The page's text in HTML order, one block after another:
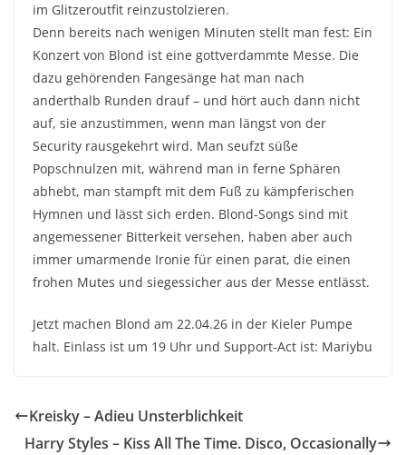
im Glitzeroutfit reinzustolzieren.
Denn bereits nach wenigen Minuten stellt man fest: Ein
Konzert von Blond ist eine gottverdammte Messe. Die
dazu gehörenden Fangesänge hat man nach
anderthalb Runden drauf – und hört auch dann nicht
auf, sie anzustimmen, wenn man längst von der
Security rausgekehrt wird. Man seufzt süße
Popschnulzen mit, während man in ferne Sphären
abhebt, man stampft mit dem Fuß zu kämpferischen
Hymnen und lässt sich erden. Blond-Songs sind mit
angemessener Bitterkeit versehen, haben aber auch
immer umarmende Ironie für einen parat, die einen
frohen Mutes und siegessicher aus der Messe entlässt.
Jetzt machen Blond am 22.04.26 in der Kieler Pumpe
halt. Einlass ist um 19 Uhr und Support-Act ist: Mariybu
Kreisky – Adieu Unsterblichkeit
Harry Styles – Kiss All The Time. Disco, Occasionally